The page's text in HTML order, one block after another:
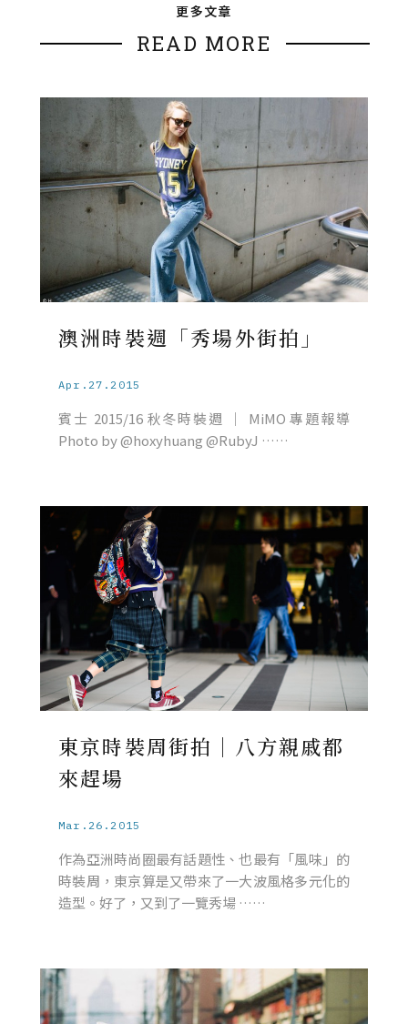
更多文章
READ MORE
澳洲時裝週「秀場外街拍」
Apr.27.2015
賓士 2015/16 秋冬時裝週 ｜ MiMO 專題報導
Photo by @hoxyhuang @RubyJ ……
東京時裝周街拍｜八方親戚都
來趕場
Mar.26.2015
作為亞洲時尚圈最有話題性、也最有「風味」的
時裝周，東京算是又帶來了一大波風格多元化的
造型。好了，又到了一覽秀場 ……